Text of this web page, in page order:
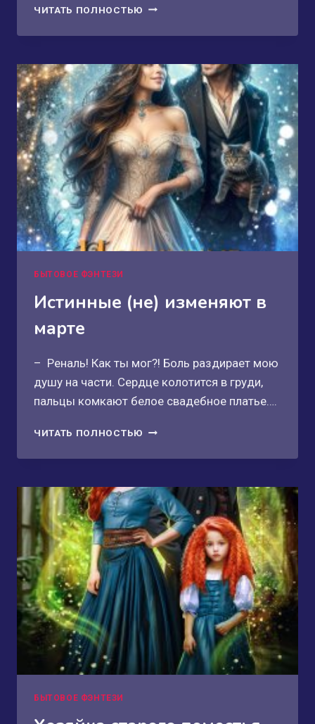
ЧИТАТЬ ПОЛНОСТЬЮ «БЛЮМ»,
ИНКВИЗИТОР
ПОДАРОК
БЫТОВОЕ ФЭНТЕЗИ
Истинные (не) изменяют в
марте
– Реналь! Как ты мог?! Боль раздирает мою
душу на части. Сердце колотится в груди,
пальцы комкают белое свадебное платье….
ЧИТАТЬ ПОЛНОСТЬЮ ИСТИННЫЕ
ИЗМЕНЯЮТ
МАРТЕ
БЫТОВОЕ ФЭНТЕЗИ